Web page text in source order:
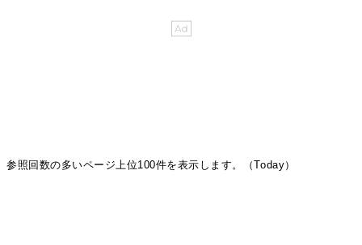
参照回数の多いページ上位100件を表示します。（Today）